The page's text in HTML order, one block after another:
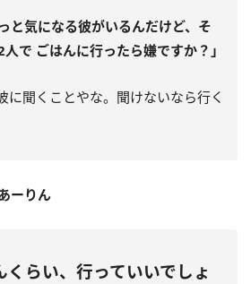
っと気になる彼がいるんだけど、そ
人で ごはんに行ったら嫌ですか？」
に聞くことやな。聞けないなら行く
ーりん
くらい、行っていいでしょ